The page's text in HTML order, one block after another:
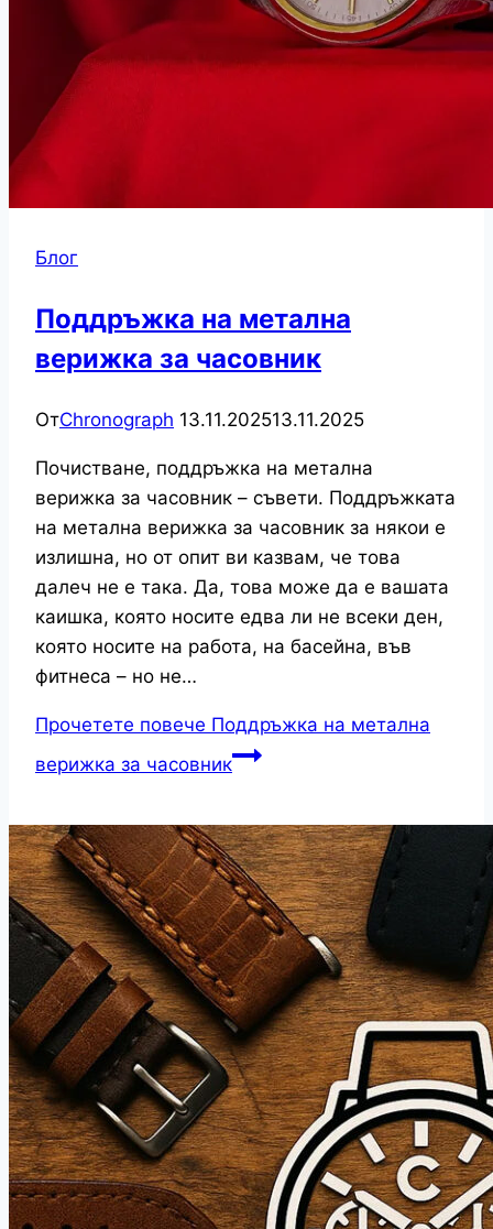
Блог
Поддръжка на метална
верижка за часовник
ОтChronograph 13.11.202513.11.2025
Почистване, поддръжка на метална
верижка за часовник – съвети. Поддръжката
на метална верижка за часовник за някои е
излишна, но от опит ви казвам, че това
далеч не е така. Да, това може да е вашата
каишка, която носите едва ли не всеки ден,
която носите на работа, на басейна, във
фитнеса – но не…
Прочетете повече Поддръжка на метална
верижка за часовник